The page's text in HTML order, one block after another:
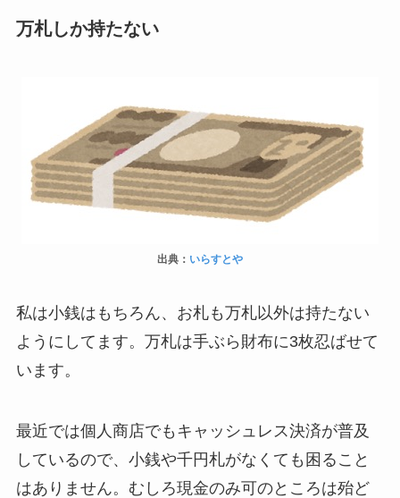
万札しか持たない
出典： いらすとや
私は小銭はもちろん、お札も万札以外は持たない
ようにしてます。万札は手ぶら財布に3枚忍ばせて
います。
最近では個人商店でもキャッシュレス決済が普及
しているので、小銭や千円札がなくても困ること
はありません。むしろ現金のみ可のところは殆ど